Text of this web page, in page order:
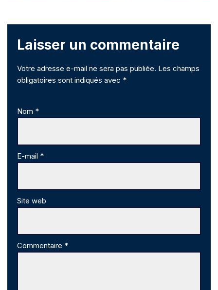
Laisser un commentaire
Votre adresse e-mail ne sera pas publiée. Les champs
obligatoires sont indiqués avec *
Nom *
E-mail *
Site web
Commentaire *